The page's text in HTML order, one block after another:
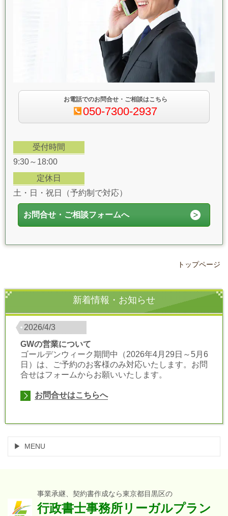
お電話でのお問合せ・ご相談はこちら
050-7300-2937
受付時間
9:30～18:00
定休日
土・日・祝日（予約制で対応）
お問合せ・ご相談フォームへ
トップページ
新着情報・お知らせ
2026/4/3
GWの営業について
ゴールデンウィーク期間中（2026年4月29日～5月6
日）は、ご予約のお客様のみ対応いたします。お問
合せはフォームからお願いいたします。
お問合せはこちらへ
MENU
事業承継、契約書作成なら東京都目黒区の
行政書士事務所リーガルプラン